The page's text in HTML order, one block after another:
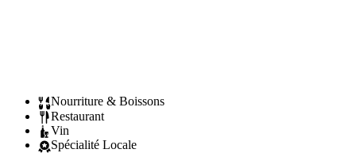
Nourriture & Boissons
Restaurant
Vin
Spécialité Locale